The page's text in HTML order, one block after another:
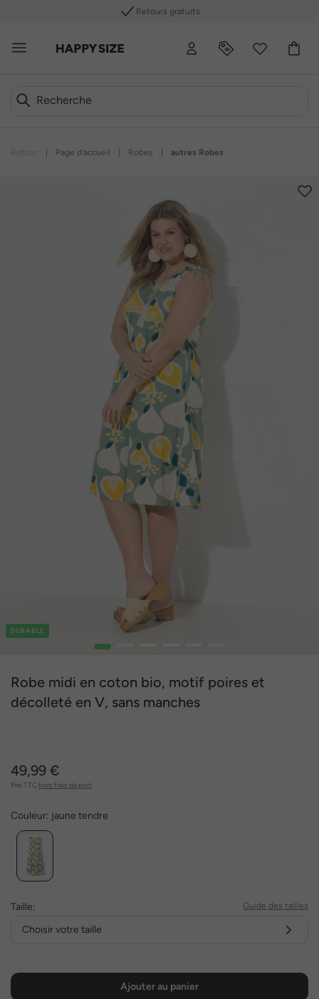
Retours gratuits
Page d’accueil Robes autres Robes
DURABLE
1
Robe midi en coton bio, motif poires et
décolleté en V, sans manches
49,99 €
Prix TTC hors frais de port
Couleur: jaune tendre
Taille: Guide des tailles
Choisir votre taille
Ajouter au panier